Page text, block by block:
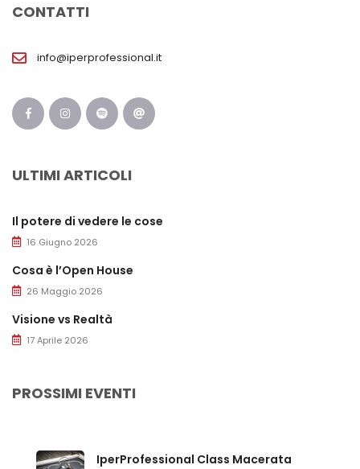
CONTATTI
info@iperprofessional.it
ULTIMI ARTICOLI
Il potere di vedere le cose
16 Giugno 2026
Cosa è l’Open House
26 Maggio 2026
Visione vs Realtà
17 Aprile 2026
PROSSIMI EVENTI
IperProfessional Class Macerata